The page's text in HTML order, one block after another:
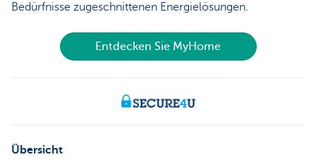
Bedürfnisse zugeschnittenen Energielösungen.
Entdecken Sie MyHome
Übersicht